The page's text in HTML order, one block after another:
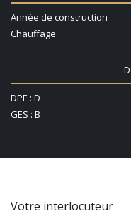
Année de construction
Chauffage
DPE : D
GES : B
Votre interlocuteur